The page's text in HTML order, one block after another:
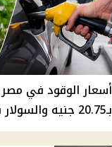
بـ20.75 جنيه والسولار بـ20.50 جنيه